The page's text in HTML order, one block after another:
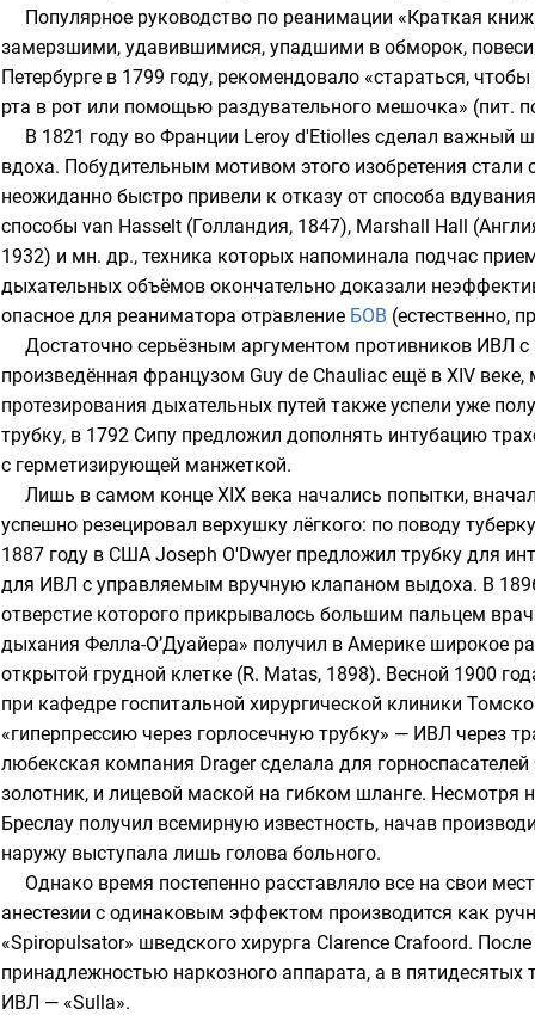
Популярное руководство по реанимации «Краткая
замерзшими, удавившимися, упадшими в обморок,
Петербурге в 1799 году, рекомендовало «стараться,
рта в рот или помощью раздувательного мешочка» (пит.
В 1821 году во Франции Leroy d'Etiolles сделал важный
вдоха. Побудительным мотивом этого изобретения
неожиданно быстро привели к отказу от способа
способы van Hasselt (Голландия, 1847), Marshall Hall
1932) и мн. др., техника которых напоминала подчас
дыхательных объёмов окончательно доказали
опасное для реаниматора отравление БОВ (естественно,
Достаточно серьёзным аргументом противников ИВЛ
произведённая французом Guy de Chauliac ещё в XIV веке,
протезирования дыхательных путей также успели уже
трубку, в 1792 Сипу предложил дополнять интубацию
с герметизирующей манжеткой.
Лишь в самом конце XIX века начались попытки,
успешно резецировал верхушку лёгкого: по поводу
1887 году в США Joseph O'Dwyerпредложил трубку для
для ИВЛ с управляемым вручную клапаном выдоха. В 1896
отверстие которого прикрывалось большим пальцем
дыхания Фелла-О’Дуайера» получил в Америке широкое
открытой грудной клетке (R. Matas, 1898). Весной 1900
при кафедре госпитальной хирургической клиники
«гиперпрессию через горлосечную трубку» — ИВЛ через
любекская компания Dragerсделала для
золотник, и лицевой маской на гибком шланге. Несмотря
Бреслау получил всемирную известность, начав
наружу выступала лишь голова больного.
Однако время постепенно расставляло все на свои
анестезии с одинаковым эффектом производится как
«Spiropulsator» шведского хирурга Clarence Crafoord.
принадлежностью наркозного аппарата, а в
ИВЛ — «Sulla».